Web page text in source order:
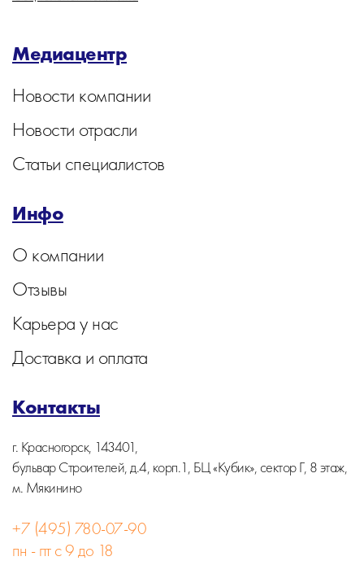
Медиацентр
Новости компании
Новости отрасли
Статьи специалистов
Инфо
О компании
Отзывы
Карьера у нас
Доставка и оплата
Контакты
г. Красногорск, 143401,
бульвар Строителей, д.4, корп.1, БЦ «Кубик», сектор Г, 8 этаж,
м. Мякинино
+7 (495) 780-07-90
пн - пт с 9 до 18